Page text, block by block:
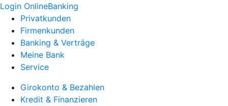
Login OnlineBanking
Privatkunden
Firmenkunden
Banking & Verträge
Meine Bank
Service
Girokonto & Bezahlen
Kredit & Finanzieren